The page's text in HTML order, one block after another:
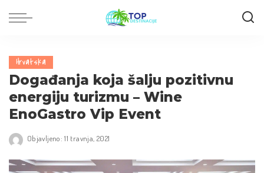
Hrvatska
Događanja koja šalju pozitivnu
energiju turizmu – Wine
EnoGastro Vip Event
Objavljeno: 11 travnja, 2021